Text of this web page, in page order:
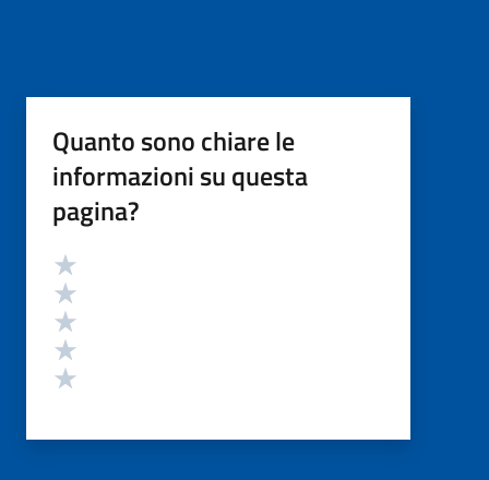
Quanto sono chiare le
informazioni su questa
pagina?
Valutazione